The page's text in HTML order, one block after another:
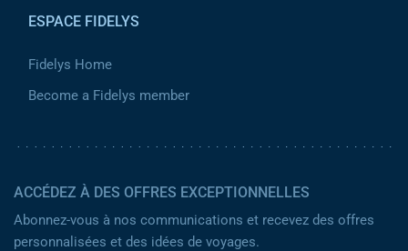
ESPACE FIDELYS
Fidelys Home
Become a Fidelys member
ACCÉDEZ À DES OFFRES EXCEPTIONNELLES
Abonnez-vous à nos communications et recevez des offres
personnalisées et des idées de voyages.